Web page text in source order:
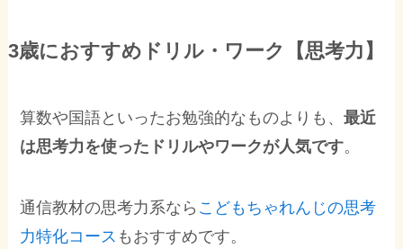
3歳におすすめドリル・ワーク【思考力】
算数や国語といったお勉強的なものよりも、最近
は思考力を使ったドリルやワークが人気です。
通信教材の思考力系なら こどもちゃれんじの思考
力特化コース もおすすめです。